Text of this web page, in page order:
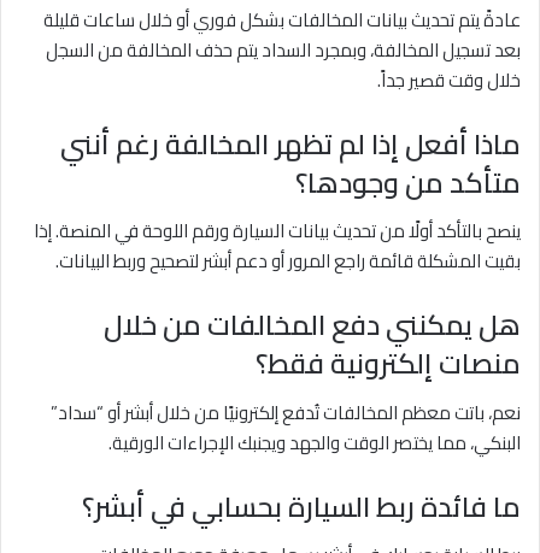
عادةً يتم تحديث بيانات المخالفات بشكل فوري أو خلال ساعات قليلة
بعد تسجيل المخالفة، وبمجرد السداد يتم حذف المخالفة من السجل
خلال وقت قصير جداً.
ماذا أفعل إذا لم تظهر المخالفة رغم أنني
متأكد من وجودها؟
ينصح بالتأكد أولًا من تحديث بيانات السيارة ورقم اللوحة في المنصة. إذا
بقيت المشكلة قائمة راجع المرور أو دعم أبشر لتصحيح وربط البيانات.
هل يمكنني دفع المخالفات من خلال
منصات إلكترونية فقط؟
نعم، باتت معظم المخالفات تُدفع إلكترونيًا من خلال أبشر أو “سداد”
البنكي، مما يختصر الوقت والجهد ويجنبك الإجراءات الورقية.
ما فائدة ربط السيارة بحسابي في أبشر؟